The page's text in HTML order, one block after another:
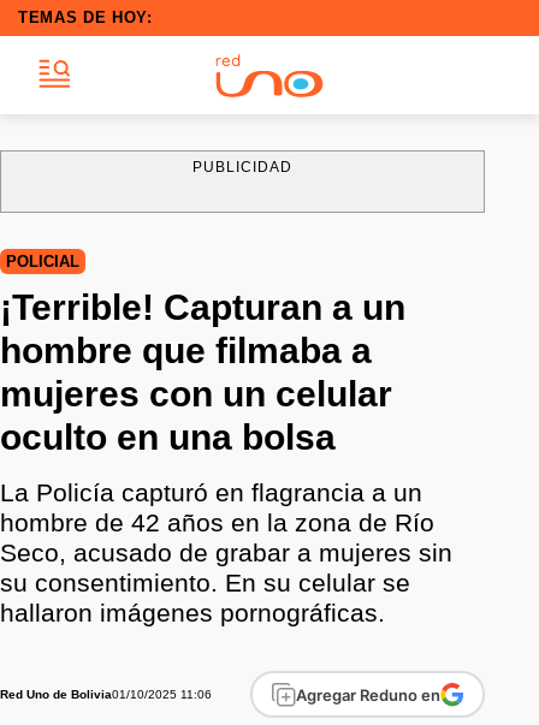
TEMAS DE HOY:
PUBLICIDAD
POLICIAL
¡Terrible! Capturan a un
hombre que filmaba a
mujeres con un celular
oculto en una bolsa
La Policía capturó en flagrancia a un
hombre de 42 años en la zona de Río
Seco, acusado de grabar a mujeres sin
su consentimiento. En su celular se
hallaron imágenes pornográficas.
Red Uno de Bolivia01/10/2025 11:06 Agregar Reduno en